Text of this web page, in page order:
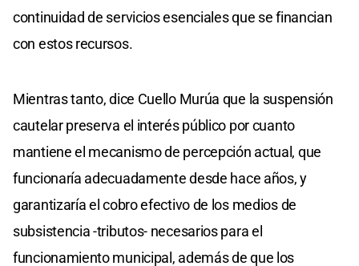
continuidad de servicios esenciales que se financian
con estos recursos.
Mientras tanto, dice Cuello Murúa que la suspensión
cautelar preserva el interés público por cuanto
mantiene el mecanismo de percepción actual, que
funcionaría adecuadamente desde hace años, y
garantizaría el cobro efectivo de los medios de
subsistencia -tributos- necesarios para el
funcionamiento municipal, además de que los